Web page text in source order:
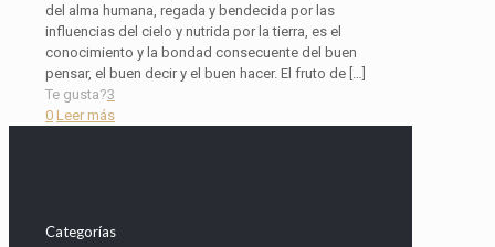
del alma humana, regada y bendecida por las
influencias del cielo y nutrida por la tierra, es el
conocimiento y la bondad consecuente del buen
pensar, el buen decir y el buen hacer. El fruto de […]
Te gusta?3
0 Leer más
Categorías